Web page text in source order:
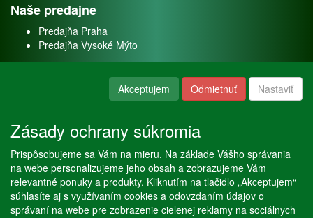
Naše predajne
Predajňa Praha
Predajňa Vysoké Mýto
Naše služby
Servis
Predaj akváriových rýb
Predaj akváriových rastlín
Akceptujem Odmietnuť Nastaviť
Zásady ochrany súkromia
Prispôsobujeme sa Vám na mieru. Na základe Vášho správania
na webe personalizujeme jeho obsah a zobrazujeme Vám
relevantné ponuky a produkty. Kliknutím na tlačidlo „Akceptujem“
súhlasíte aj s využívaním cookies a odovzdaním údajov o
správaní na webe pre zobrazenie cielenej reklamy na sociálnych